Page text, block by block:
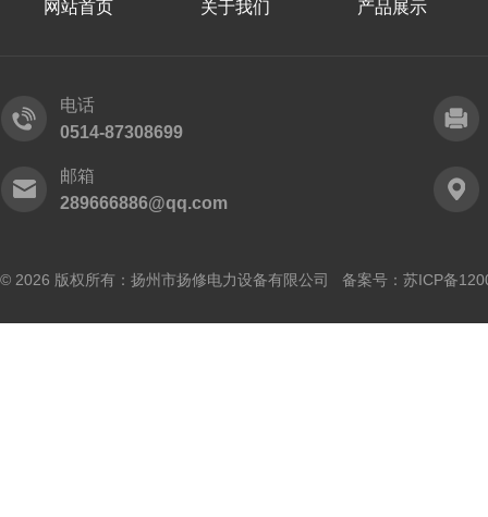
网站首页 关于我们 产品展示
电话
0514-87308699
邮箱
289666886@qq.com
© 2026 版权所有：扬州市扬修电力设备有限公司 备案号： 苏ICP备